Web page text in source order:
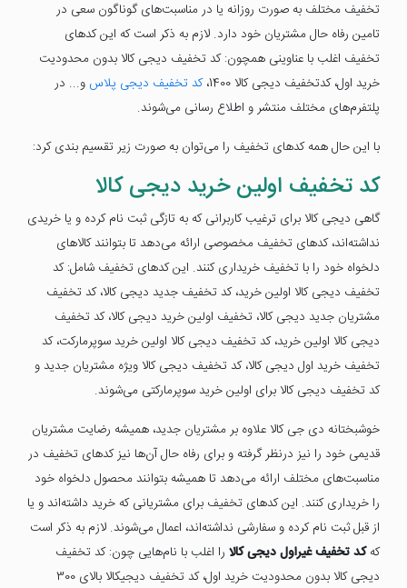
تخفیف مختلف به صورت روزانه یا در مناسبت‌های گوناگون سعی در
تامین رفاه حال مشتریان خود دارد. لازم به ذکر است که این کدهای
تخفیف اغلب با عناوینی همچون: کد تخفیف دیجی کالا بدون محدودیت
خرید اول، کدتخفیف دیجی کالا 1400،
کد تخفیف دیجی پلاس و... در
پلتفرم‌های مختلف منتشر و اطلاع رسانی می‌شوند.
با این حال همه کدهای تخفیف را می‌توان به صورت زیر تقسیم بندی کرد:
کد تخفیف اولین خرید دیجی کالا
گاهی دیجی کالا برای ترغیب کاربرانی که به تازگی ثبت نام کرده‌ و یا خریدی
نداشته‌اند، کدهای تخفیف مخصوصی ارائه می‌دهد تا بتوانند کالاهای
دلخواه خود را با تخفیف خریداری کنند. این کدهای تخفیف شامل: کد
تخفیف دیجی کالا اولین خرید، کد تخفیف جدید دیجی کالا، کد تخفیف
مشتریان جدید دیجی کالا، تخفیف اولین خرید دیجی کالا، کد تخفیف
دیجی کالا اولین خرید، کد تخفیف دیجی کالا اولین خرید سوپرمارکت، کد
تخفیف خرید اول دیجی کالا، کد تخفیف دیجی کالا ویژه مشتریان جدید و
کد تخفیف دیجی کالا برای اولین خرید سوپرمارکتی می‌شوند.
خوشبختانه دی جی کالا علاوه بر مشتریان جدید، همیشه رضایت مشتریان
قدیمی خود را نیز درنظر گرفته و برای رفاه حال آن‌ها نیز کدهای تخفیف در
مناسبت‌های مختلف ارائه می‌دهد تا همیشه بتوانند محصول دلخواه خود
را خریداری کنند. این کدهای تخفیف برای مشتریانی که خرید داشته‌اند و یا
از قبل ثبت نام کرده و سفارشی نداشته‌اند، اعمال می‌شوند. لازم به ذکر است
کهکد تخفیف غیراول دیجی کالا را اغلب با نام‌هایی چون: کد تخفیف
دیجی کالا بدون محدودیت خرید اول، کد تخفیف دیجیکالا بالای 300